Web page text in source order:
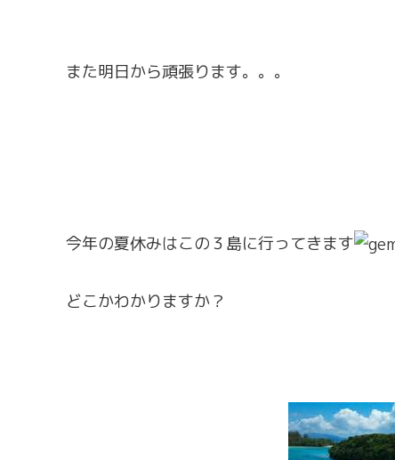
また明日から頑張ります。。。
今年の夏休みはこの３島に行ってきます
どこかわかりますか？